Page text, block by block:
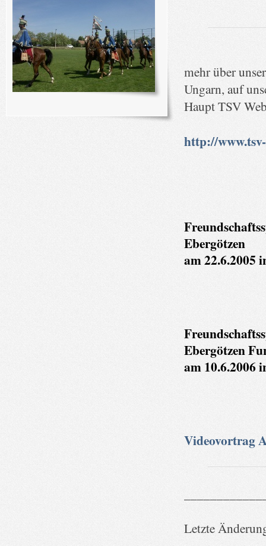
mehr über
Ungarn, auf
Haupt TSV
http://
Ebergötzen
am 22.6.2005
Ebergötzen
am 10.6.2006
Videovortrag
Letzte